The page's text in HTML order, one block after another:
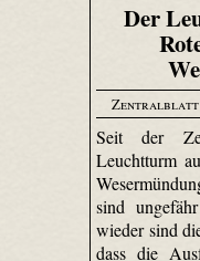
Der
Zentralblatt
Seit der
Leuchtturm
sind
wieder sind
dass die